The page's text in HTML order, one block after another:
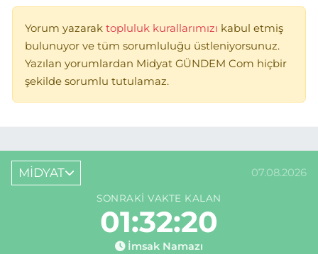
Yorum yazarak topluluk kurallarımızı kabul etmiş
bulunuyor ve tüm sorumluluğu üstleniyorsunuz.
Yazılan yorumlardan Midyat GÜNDEM Com hiçbir
şekilde sorumlu tutulamaz.
MİDYAT 07.08.2026
SONRAKI VAKTE KALAN
01:32:20
İmsak Namazı